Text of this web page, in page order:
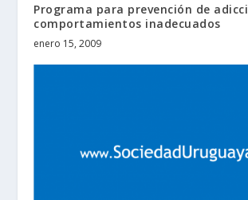
Programa para prevención de
comportamientos inadecuados
enero 15, 2009